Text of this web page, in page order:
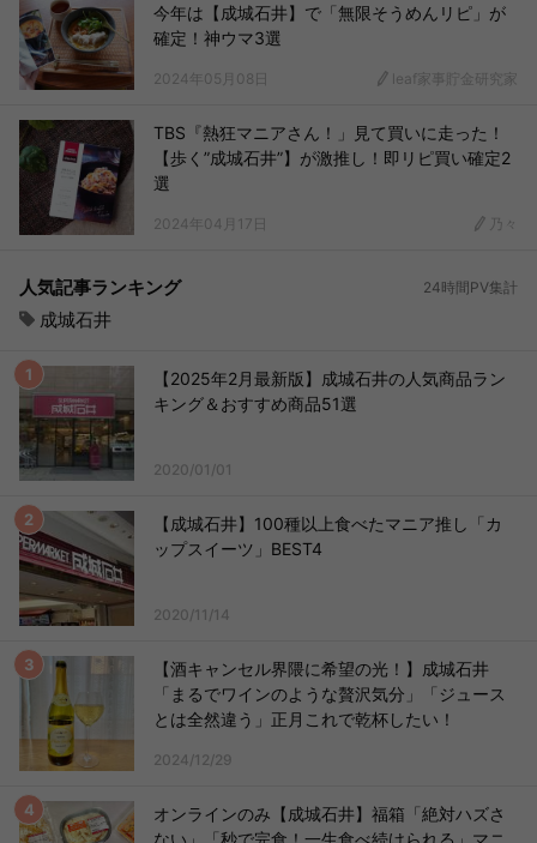
今年は【成城石井】で「無限そうめんリピ」が
確定！神ウマ3選
2024年05月08日 leaf家事貯金研究家
TBS『熱狂マニアさん！」見て買いに走った！
【歩く”成城石井”】が激推し！即リピ買い確定2
選
2024年04月17日 乃々
人気記事ランキング 24時間PV集計
成城石井
【2025年2月最新版】成城石井の人気商品ラン
キング＆おすすめ商品51選
2020/01/01
【成城石井】100種以上食べたマニア推し「カ
ップスイーツ」BEST4
2020/11/14
【酒キャンセル界隈に希望の光！】成城石井
「まるでワインのような贅沢気分」「ジュース
とは全然違う」正月これで乾杯したい！
2024/12/29
オンラインのみ【成城石井】福箱「絶対ハズさ
ない」「秒で完食！一生食べ続けられる」マニ